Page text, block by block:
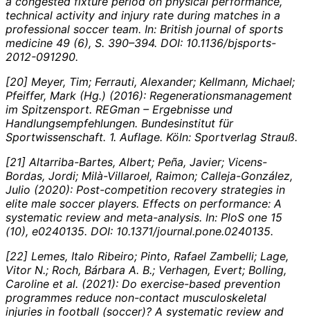
technical activity and injury rate during matches in a
professional soccer team. In: British journal of sports
medicine 49 (6), S. 390–394. DOI: 10.1136/bjsports-
2012-091290.
[20] Meyer, Tim; Ferrauti, Alexander; Kellmann, Michael;
Pfeiffer, Mark (Hg.) (2016): Regenerationsmanagement
im Spitzensport. REGman – Ergebnisse und
Handlungsempfehlungen. Bundesinstitut für
Sportwissenschaft. 1. Auflage. Köln: Sportverlag Strauß.
[21] Altarriba-Bartes, Albert; Peña, Javier; Vicens-
Bordas, Jordi; Milà-Villaroel, Raimon; Calleja-González,
Julio (2020): Post-competition recovery strategies in
elite male soccer players. Effects on performance: A
systematic review and meta-analysis. In: PloS one 15
(10), e0240135. DOI: 10.1371/journal.pone.0240135.
[22] Lemes, Italo Ribeiro; Pinto, Rafael Zambelli; Lage,
Vitor N.; Roch, Bárbara A. B.; Verhagen, Evert; Bolling,
Caroline et al. (2021): Do exercise-based prevention
programmes reduce non-contact musculoskeletal
injuries in football (soccer)? A systematic review and